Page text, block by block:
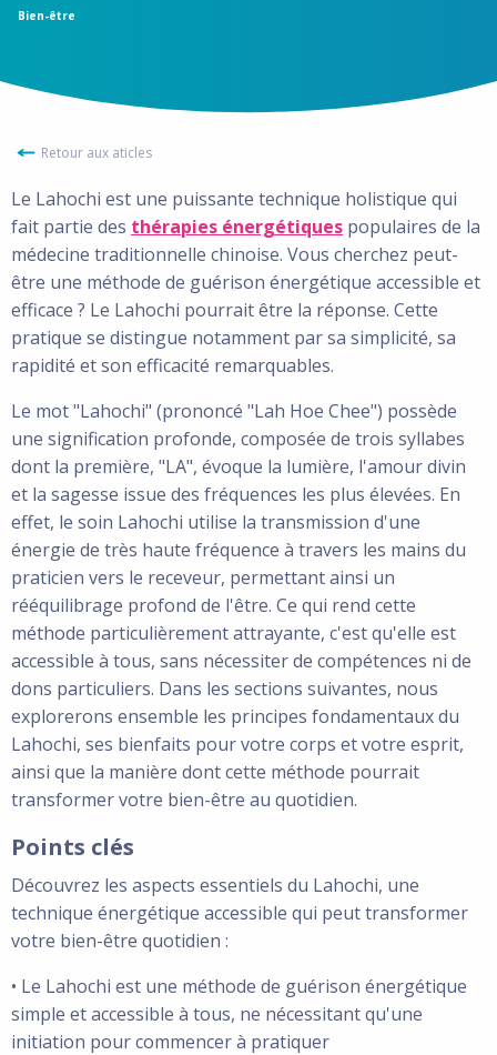
Bien-être
Retour aux aticles
Le Lahochi est une puissante technique holistique qui
fait partie des thérapies énergétiques populaires de la
médecine traditionnelle chinoise. Vous cherchez peut-
être une méthode de guérison énergétique accessible et
efficace ? Le Lahochi pourrait être la réponse. Cette
pratique se distingue notamment par sa simplicité, sa
rapidité et son efficacité remarquables.
Le mot "Lahochi" (prononcé "Lah Hoe Chee") possède
une signification profonde, composée de trois syllabes
dont la première, "LA", évoque la lumière, l'amour divin
et la sagesse issue des fréquences les plus élevées. En
effet, le soin Lahochi utilise la transmission d'une
énergie de très haute fréquence à travers les mains du
praticien vers le receveur, permettant ainsi un
rééquilibrage profond de l'être. Ce qui rend cette
méthode particulièrement attrayante, c'est qu'elle est
accessible à tous, sans nécessiter de compétences ni de
dons particuliers. Dans les sections suivantes, nous
explorerons ensemble les principes fondamentaux du
Lahochi, ses bienfaits pour votre corps et votre esprit,
ainsi que la manière dont cette méthode pourrait
transformer votre bien-être au quotidien.
Points clés
Découvrez les aspects essentiels du Lahochi, une
technique énergétique accessible qui peut transformer
votre bien-être quotidien :
• Le Lahochi est une méthode de guérison énergétique
simple et accessible à tous, ne nécessitant qu'une
initiation pour commencer à pratiquer